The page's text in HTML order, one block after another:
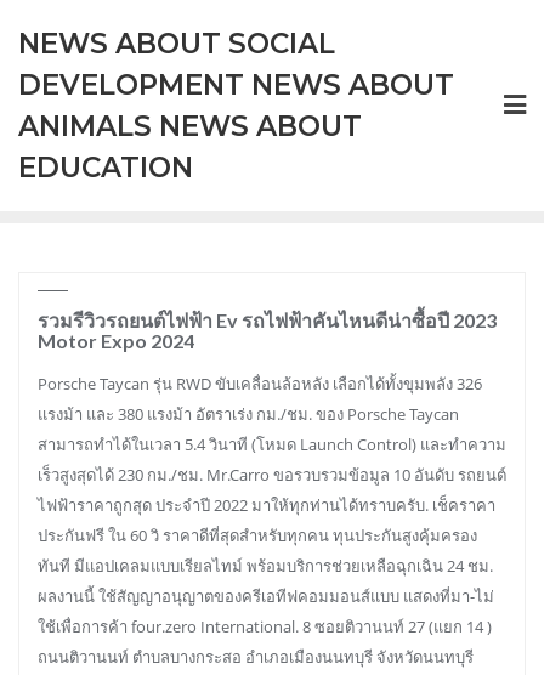
content
NEWS ABOUT SOCIAL
DEVELOPMENT NEWS ABOUT
ANIMALS NEWS ABOUT
EDUCATION
รวมรีวิวรถยนต์ไฟฟ้า Ev รถไฟฟ้าคันไหนดีน่าซื้อปี 2023
Motor Expo 2024
Porsche Taycan รุ่น RWD ขับเคลื่อนล้อหลัง เลือกได้ทั้งขุมพลัง 326
แรงม้า และ 380 แรงม้า อัตราเร่ง กม./ชม. ของ Porsche Taycan
สามารถทำได้ในเวลา 5.4 วินาที (โหมด Launch Control) และทำความ
เร็วสูงสุดได้ 230 กม./ชม. Mr.Carro ขอรวบรวมข้อมูล 10 อันดับ รถยนต์
ไฟฟ้าราคาถูกสุด ประจำปี 2022 มาให้ทุกท่านได้ทราบครับ. เช็คราคา
ประกันฟรี ใน 60 วิ ราคาดีที่สุดสำหรับทุกคน ทุนประกันสูงคุ้มครอง
ทันที มีแอปเคลมแบบเรียลไทม์ พร้อมบริการช่วยเหลือฉุกเฉิน 24 ชม.
ผลงานนี้ ใช้สัญญาอนุญาตของครีเอทีฟคอมมอนส์แบบ แสดงที่มา-ไม่
ใช้เพื่อการค้า four.zero International. 8 ซอยติวานนท์ 27 (แยก 14 )
ถนนติวานนท์ ตำบลบางกระสอ อำเภอเมืองนนทบุรี จังหวัดนนทบุรี